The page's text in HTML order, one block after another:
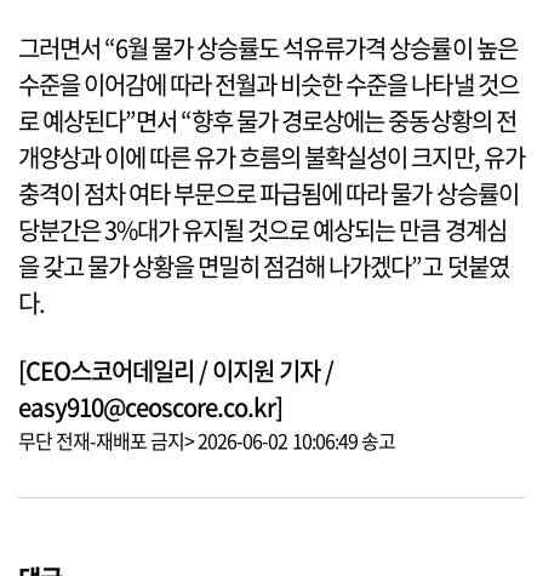
그러면서 “6월 물가 상승률도 석유류가격 상승률이 높은
수준을 이어감에 따라 전월과 비슷한 수준을 나타낼 것으
로 예상된다”면서 “향후 물가 경로상에는 중동상황의 전
개양상과 이에 따른 유가 흐름의 불확실성이 크지만, 유가
충격이 점차 여타 부문으로 파급됨에 따라 물가 상승률이
당분간은 3%대가 유지될 것으로 예상되는 만큼 경계심
을 갖고 물가 상황을 면밀히 점검해 나가겠다”고 덧붙였
다.
[CEO스코어데일리 / 이지원 기자 /
easy910@ceoscore.co.kr]
무단 전재-재배포 금지> 2026-06-02 10:06:49 송고